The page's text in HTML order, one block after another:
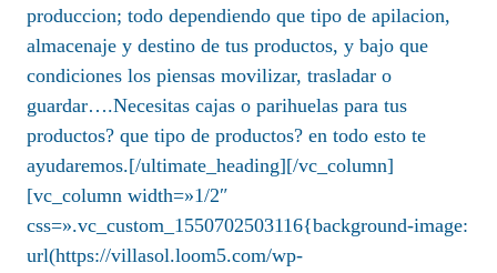
produccion; todo dependiendo que tipo de apilacion,
almacenaje y destino de tus productos, y bajo que
condiciones los piensas movilizar, trasladar o
guardar….Necesitas cajas o parihuelas para tus
productos? que tipo de productos? en todo esto te
ayudaremos.[/ultimate_heading][/vc_column]
[vc_column width=»1/2″
css=».vc_custom_1550702503116{background-image:
url(https://villasol.loom5.com/wp-